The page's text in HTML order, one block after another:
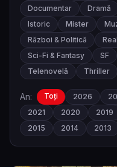
Documentar
Dramă
Istoric
Mister
Război & Politică
Sci-Fi & Fantasy
SF
Telenovelă
Thriller
An: Toți 2026
2021
2020 2019
2015
2014 2013